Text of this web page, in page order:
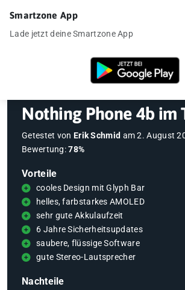
Testberichte Nothing Phone 4b
Nothing Phone 4b im
Getestet von Erik Schmid am2. August
Bewertung:78%
Vorteile
cooles Design mit Glyph Bar
helles, farbstarkes AMOLED
sehr gute Akkulaufzeit
6 Jahre Sicherheitsupdates
saubere, flüssige Software
gute Stereo-Lautsprecher
Nachteile
Smartzone App
Lade jetzt deine Smartzone App